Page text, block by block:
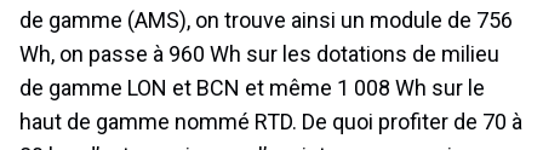
de gamme (AMS), on trouve ainsi un module de 756
Wh, on passe à 960 Wh sur les dotations de milieu
de gamme LON et BCN et même 1 008 Wh sur le
haut de gamme nommé RTD. De quoi profiter de 70 à